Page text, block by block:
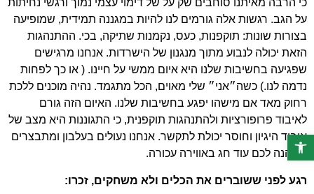
כי הרבה מאיתנו סוחבים שק על של דימוי עצמי נמוך ורגשי נחיתות
על הגב. רגשות אלה גורמים לנו להיות במגננה תמידית, שמופיעה
בצורות שונות: תוקפנות, כעס, נקמנות שתיקה, בכי. ההתנהגות
הזאת יכולה לנבוע מתוך מנגנון של הישרדות. אנחנו מרגישים
שפגיעה בחשיבות שלנו היא איום ממשי על חיינו. ( או כך לפחות
נדמה לנו.) כשה״אני״ שלי מאוים, הכל מתגמד. נהיה מוכנים ללכת
רחוק מאד אם מישהו יפגע בחשיבות שלנו. האיום הזה גורם
לאיבוד פרופורציות ולהתנהגות תוקפנית, כי התגוננות היא מצב של
איבוד היגיון וחוסר יכולת לתקשר. אנחנו נעולים בעלבון ומתבצרים
בו והנה לכם עוד חג באווירה עכורה.
רגע לפני ששוברים את הכלים ולא משחקים, זכרו:
פתח סרגל נגישות